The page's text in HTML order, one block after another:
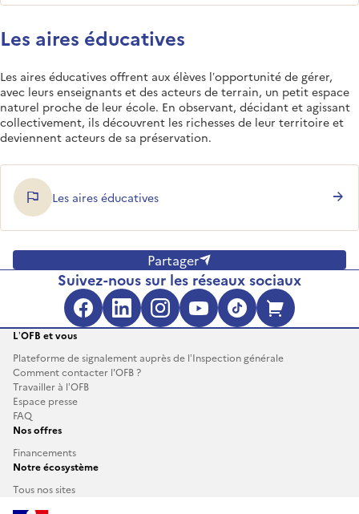
Les aires éducatives
Les aires éducatives offrent aux élèves l’opportunité de gérer,
avec leurs enseignants et des acteurs de terrain, un petit espace
naturel proche de leur école. En observant, décidant et agissant
collectivement, ils découvrent les richesses de leur territoire et
deviennent acteurs de sa préservation.
Les aires éducatives
Partager
Suivez-nous sur les réseaux sociaux
Facebook (s'ouvre dans une
LinkedIn (s'ouvre dans
Instagram (s'ouvre
YouTube
TikTok
L’OFB et vous
Plateforme de signalement auprès de l’Inspection générale
Comment contacter l'OFB ?
Travailler à l’OFB
Espace presse
FAQ
Nos offres
Financements
Notre écosystème
Tous nos sites